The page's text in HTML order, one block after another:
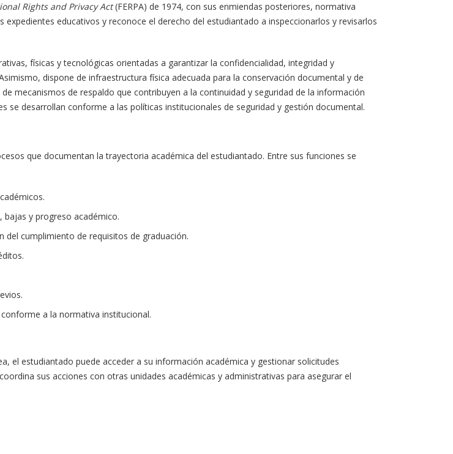
Rights and Privacy Act(FERPA) de 1974, con sus enmiendas posteriores, normativa
educativos y reconoce el derecho del estudiantado a inspeccionarlos y revisarlos
físicas y tecnológicas orientadas a garantizar la confidencialidad, integridad y
dispone de infraestructura física adecuada para la conservación documental y de
mecanismos de respaldo que contribuyen a la continuidad y seguridad de la información
se desarrollan conforme a las políticas institucionales de seguridad y gestión documental.
que documentan la trayectoria académica del estudiantado. Entre sus funciones se
bajas y progreso académico.
del cumplimiento de requisitos de graduación.
a la normativa institucional.
el estudiantado puede acceder a su información académica y gestionar solicitudes
sus acciones con otras unidades académicas y administrativas para asegurar el